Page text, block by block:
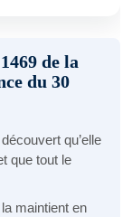
de la
du 30
qu’elle
que tout le
maintient en